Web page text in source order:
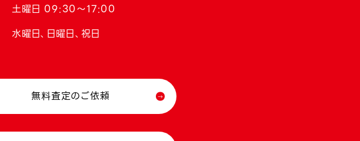
土曜日 09:30〜17:00
水曜日、日曜日、祝日
無料査定のご依頼